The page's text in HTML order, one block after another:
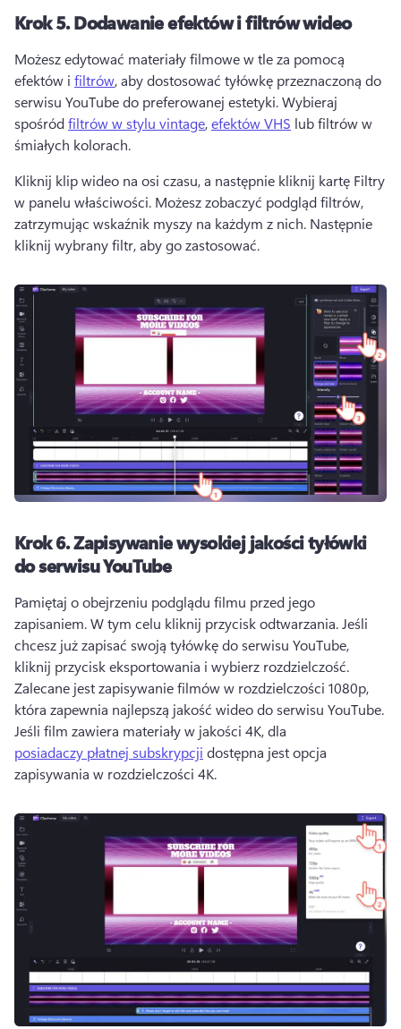
Krok 5.Dodawanie efektów i filtrów wideo
Możesz edytować materiały filmowe w tle za pomocą
efektów i filtrów, aby dostosować tyłówkę przeznaczoną do
serwisu YouTube do preferowanej estetyki. Wybieraj
spośród filtrów w stylu vintage, efektów VHS lub filtrów w
śmiałych kolorach.
Kliknij klip wideo na osi czasu, a następnie kliknij kartę Filtry
w panelu właściwości. Możesz zobaczyć podgląd filtrów,
zatrzymując wskaźnik myszy na każdym z nich. Następnie
kliknij wybrany filtr, aby go zastosować.
Krok 6.Zapisywanie wysokiej jakości tyłówki
do serwisu YouTube
Pamiętaj o obejrzeniu podglądu filmu przed jego
zapisaniem. W tym celu kliknij przycisk odtwarzania. Jeśli
chcesz już zapisać swoją tyłówkę do serwisu YouTube,
Zalecane jest zapisywanie filmów w rozdzielczości 1080p,
Jeśli film zawiera materiały w jakości 4K, dla
posiadaczy płatnej subskrypcji dostępna jest opcja
zapisywania w rozdzielczości 4K.